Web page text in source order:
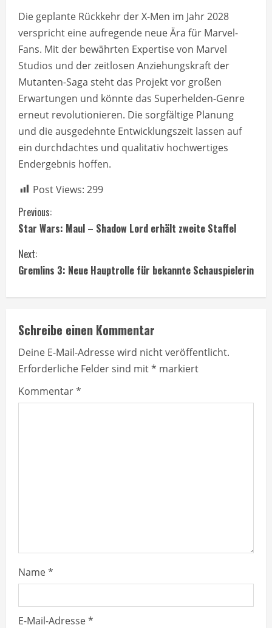
Die geplante Rückkehr der X-Men im Jahr 2028
verspricht eine aufregende neue Ära für Marvel-
Fans. Mit der bewährten Expertise von Marvel
Studios und der zeitlosen Anziehungskraft der
Mutanten-Saga steht das Projekt vor großen
Erwartungen und könnte das Superhelden-Genre
erneut revolutionieren. Die sorgfältige Planung
und die ausgedehnte Entwicklungszeit lassen auf
ein durchdachtes und qualitativ hochwertiges
Endergebnis hoffen.
Post Views: 299
C
o
n
t
i
n
u
e
n
g
Previous:
Star Wars: Maul – Shadow Lord erhält zweite Staffel
Next:
Gremlins 3: Neue Hauptrolle für bekannte Schauspielerin
Schreibe einen Kommentar
Deine E-Mail-Adresse wird nicht veröffentlicht.
Erforderliche Felder sind mit* markiert
Kommentar*
Name*
E-Mail-Adresse*